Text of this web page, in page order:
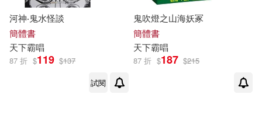
河神‧鬼水怪談
簡體書
天下霸唱
87 折 $119 $137
試閱
鬼吹燈之山海妖冢
簡體書
天下霸唱
87 折 $187 $215